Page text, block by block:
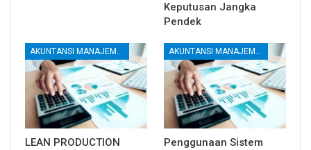
Keputusan Jangka
Pendek
AKUNTANSI MANAJEMEN DAN BIAYA
LEAN PRODUCTION
AKUNTANSI MANAJEMEN DAN BIAYA
Penggunaan Sistem